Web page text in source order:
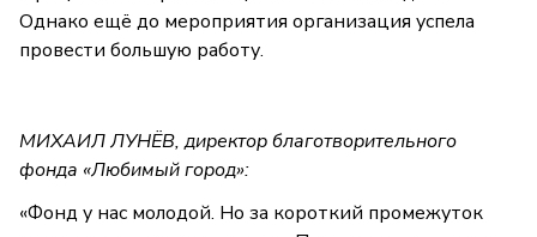
Однако ещё до мероприятия организация успела
провести большую работу.
МИХАИЛ ЛУНЁВ, директор благотворительного
фонда «Любимый город»:
«Фонд у нас молодой. Но за короткий промежуток